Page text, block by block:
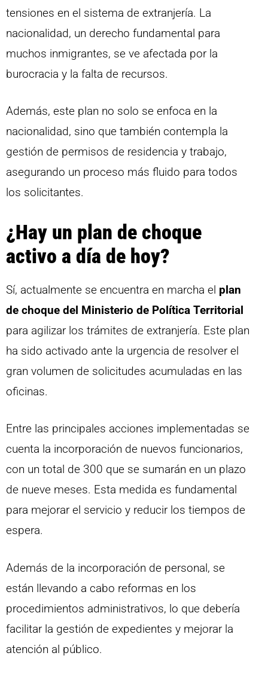
tensiones en el sistema de extranjería. La
nacionalidad, un derecho fundamental para
muchos inmigrantes, se ve afectada por la
burocracia y la falta de recursos.
Además, este plan no solo se enfoca en la
nacionalidad, sino que también contempla la
gestión de permisos de residencia y trabajo,
asegurando un proceso más fluido para todos
los solicitantes.
¿Hay un plan de choque
activo a día de hoy?
Sí, actualmente se encuentra en marcha el plan
de choque del Ministerio de Política Territorial
para agilizar los trámites de extranjería. Este plan
ha sido activado ante la urgencia de resolver el
gran volumen de solicitudes acumuladas en las
oficinas.
Entre las principales acciones implementadas se
cuenta la incorporación de nuevos funcionarios,
con un total de 300 que se sumarán en un plazo
de nueve meses. Esta medida es fundamental
para mejorar el servicio y reducir los tiempos de
espera.
Además de la incorporación de personal, se
están llevando a cabo reformas en los
procedimientos administrativos, lo que debería
facilitar la gestión de expedientes y mejorar la
atención al público.